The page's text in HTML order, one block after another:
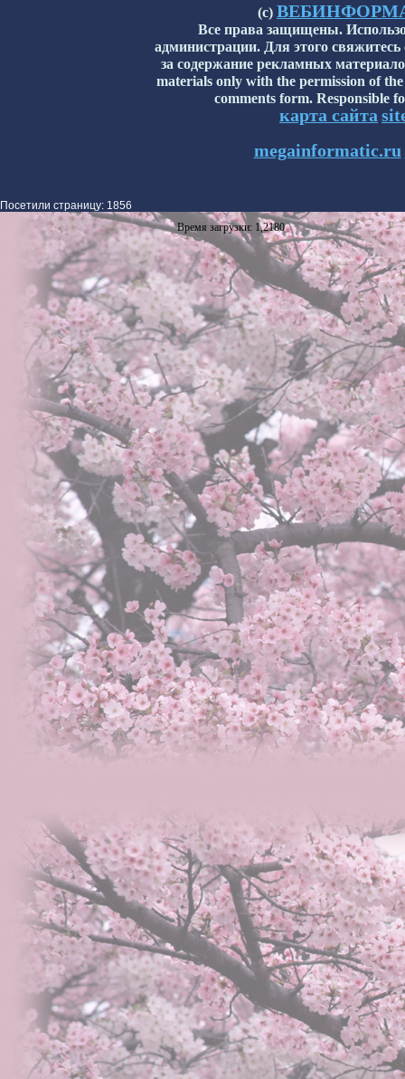
(с)
Все права защищены.
администрации. Для этого
за содержание рекламных
materials only with the permission of
comments form. Responsible
карта сайта
megainformatic.ru
Посетили страницу: 1856
Время загрузки: 1,2180